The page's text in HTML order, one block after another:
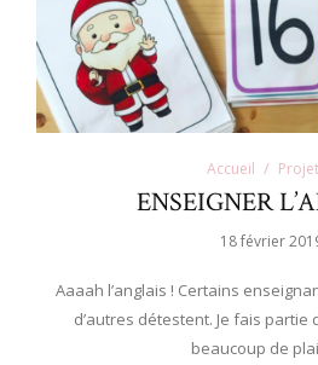
Accueil
ENSEIGNER
18 février
Aaaah l’anglais ! Certains
d’autres détestent. Je fais
beaucoup de